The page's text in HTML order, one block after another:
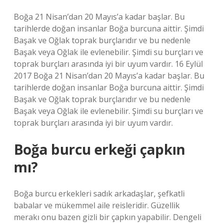
Boğa 21 Nisan’dan 20 Mayıs’a kadar başlar. Bu
tarihlerde doğan insanlar Boğa burcuna aittir. Şimdi
Başak ve Oğlak toprak burçlarıdır ve bu nedenle
Başak veya Oğlak ile evlenebilir. Şimdi su burçları ve
toprak burçları arasında iyi bir uyum vardır. 16 Eylül
2017 Boğa 21 Nisan’dan 20 Mayıs’a kadar başlar. Bu
tarihlerde doğan insanlar Boğa burcuna aittir. Şimdi
Başak ve Oğlak toprak burçlarıdır ve bu nedenle
Başak veya Oğlak ile evlenebilir. Şimdi su burçları ve
toprak burçları arasında iyi bir uyum vardır.
Boğa burcu erkeği çapkın
mı?
Boğa burcu erkekleri sadık arkadaşlar, şefkatli
babalar ve mükemmel aile reisleridir. Güzellik
merakı onu bazen gizli bir çapkın yapabilir. Dengeli